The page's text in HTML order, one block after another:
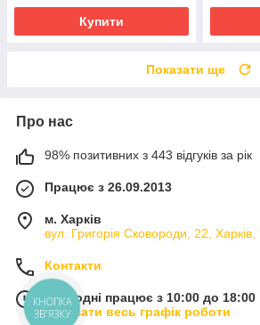
Купити
Показати ще
Про нас
98% позитивних з 443 відгуків за рік
Працює з 26.09.2013
м. Харків
вул. Григорія Сковороди, 22, Харків,
Контакти
Сьогодні працює з 10:00 до 18:00
Показати весь графік роботи
КНОПКА
ЗВ'ЯЗКУ